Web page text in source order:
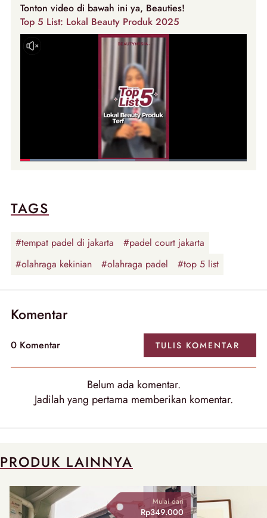
Tonton video di bawah ini ya, Beauties!
Top 5 List: Lokal Beauty Produk 2025
TAGS
#tempat padel di jakarta
#padel court jakarta
#olahraga kekinian
#olahraga padel #top 5 list
Komentar
0 Komentar TULIS KOMENTAR
Belum ada komentar.
Jadilah yang pertama memberikan komentar.
PRODUK LAINNYA
Mulai dari
Rp349.000